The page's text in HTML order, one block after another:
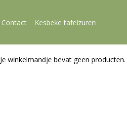
Contact Kesbeke tafelzuren
Je winkelmandje bevat geen producten.